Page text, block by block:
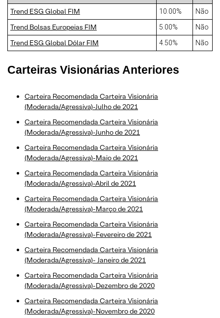
Trend ESG Global FIM 10.00% Não
Trend Bolsas Europeias FIM 5.00% Não
Trend ESG Global Dólar FIM 4.50% Não
Carteiras Visionárias Anteriores
Carteira Recomendada Carteira Visionária
(Moderada/Agressiva)-Julho de 2021
Carteira Recomendada Carteira Visionária
(Moderada/Agressiva)-Junho de 2021
Carteira Recomendada Carteira Visionária
(Moderada/Agressiva)-Maio de 2021
Carteira Recomendada Carteira Visionária
(Moderada/Agressiva)-Abril de 2021
Carteira Recomendada Carteira Visionária
(Moderada/Agressiva)-Março de 2021
Carteira Recomendada Carteira Visionária
(Moderada/Agressiva)-Fevereiro de 2021
Carteira Recomendada Carteira Visionária
(Moderada/Agressiva)- Janeiro de 2021
Carteira Recomendada Carteira Visionária
(Moderada/Agressiva)-Dezembro de 2020
Carteira Recomendada Carteira Visionária
(Moderada/Agressiva)-Novembro de 2020